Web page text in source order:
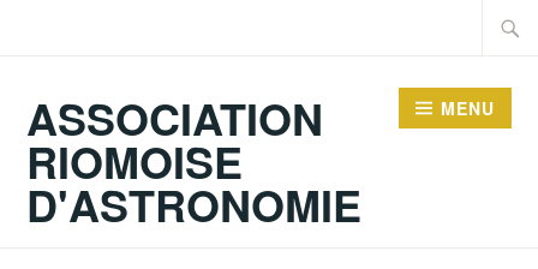
principal
ASSOCIATION
RIOMOISE
D'ASTRONOMIE
MENU